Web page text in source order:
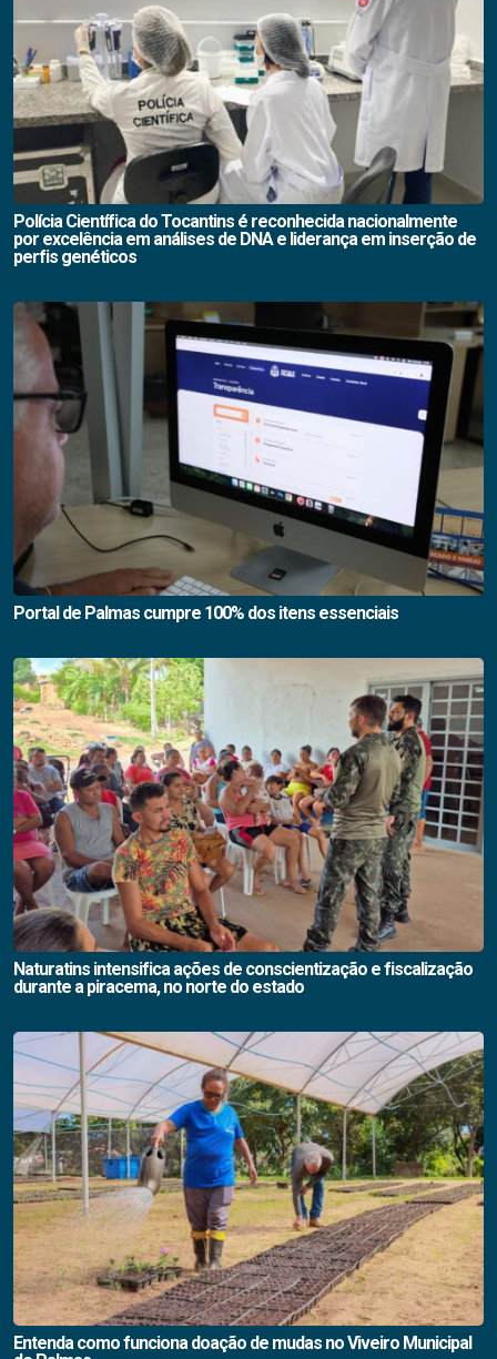
Polícia Científica do Tocantins é reconhecida nacionalmente
por excelência em análises de DNA e liderança em inserção de
perfis genéticos
Portal de Palmas cumpre 100% dos itens essenciais
Naturatins intensifica ações de conscientização e fiscalização
durante a piracema, no norte do estado
Entenda como funciona doação de mudas no Viveiro Municipal